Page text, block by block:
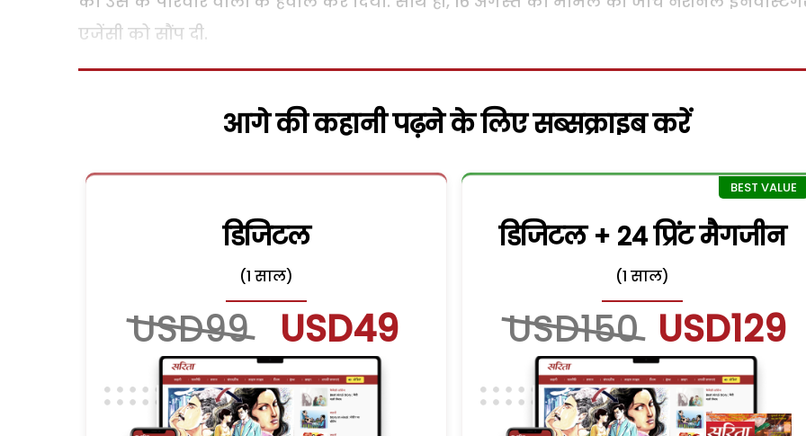
एजेंसी को सौंप दी.
आगे की कहानी पढ़ने के लिए सब्सक्राइब करें
डिजिटल
(1 साल)
USD99 USD49
डिजिटल + 24 प्रिंट मैगजीन
(1 साल)
USD150 USD129